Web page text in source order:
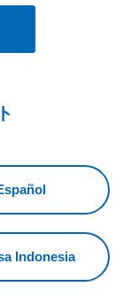
Indonesia